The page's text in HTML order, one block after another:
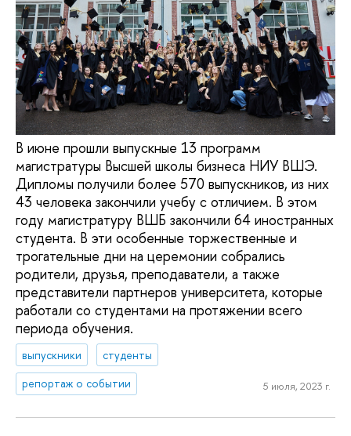
В июне прошли выпускные 13 программ
магистратуры Высшей школы бизнеса НИУ ВШЭ.
Дипломы получили более 570 выпускников, из них
43 человека закончили учебу с отличием. В этом
году магистратуру ВШБ закончили 64 иностранных
студента. В эти особенные торжественные и
трогательные дни на церемонии собрались
родители, друзья, преподаватели, а также
представители партнеров университета, которые
работали со студентами на протяжении всего
периода обучения.
выпускники
студенты
репортаж о событии
5 июля, 2023 г.